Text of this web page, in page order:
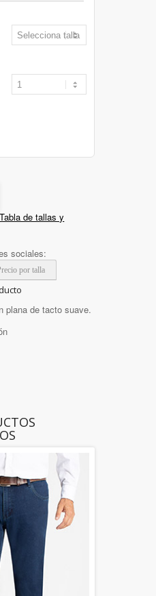
Tabla de tallas y
sociales:
por talla
plana de tacto suave.